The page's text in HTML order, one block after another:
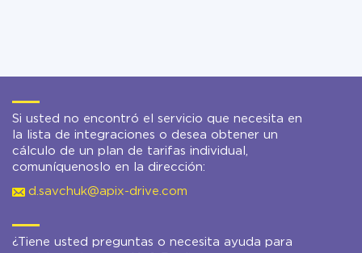
Si usted no encontró el servicio que necesita en
la lista de integraciones o desea obtener un
cálculo de un plan de tarifas individual,
comuníquenoslo en la dirección:
d.savchuk@apix-drive.com
¿Tiene usted preguntas o necesita ayuda para